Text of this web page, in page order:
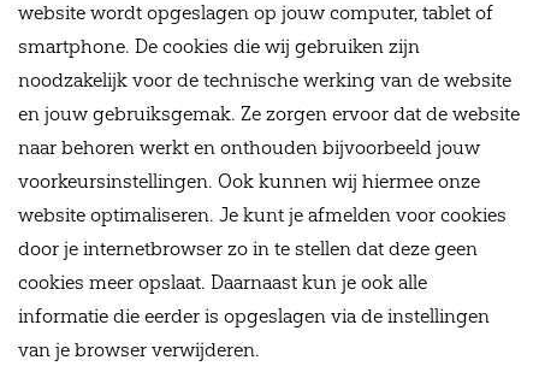
website wordt opgeslagen op jouw computer, tablet of
smartphone. De cookies die wij gebruiken zijn
noodzakelijk voor de technische werking van de website
en jouw gebruiksgemak. Ze zorgen ervoor dat de website
naar behoren werkt en onthouden bijvoorbeeld jouw
voorkeursinstellingen. Ook kunnen wij hiermee onze
website optimaliseren. Je kunt je afmelden voor cookies
door je internetbrowser zo in te stellen dat deze geen
cookies meer opslaat. Daarnaast kun je ook alle
informatie die eerder is opgeslagen via de instellingen
van je browser verwijderen.